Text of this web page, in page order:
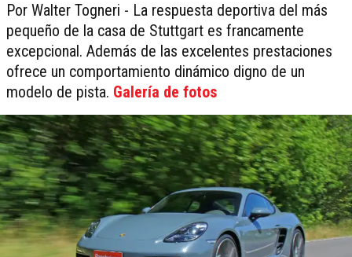
Por Walter Togneri - La respuesta deportiva del más
pequeño de la casa de Stuttgart es francamente
excepcional. Además de las excelentes prestaciones
ofrece un comportamiento dinámico digno de un
modelo de pista. Galería de fotos